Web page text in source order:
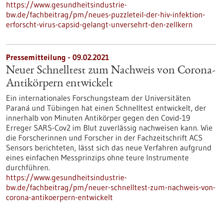
https://www.gesundheitsindustrie-
bw.de/fachbeitrag/pm/neues-puzzleteil-der-hiv-infektion-
erforscht-virus-capsid-gelangt-unversehrt-den-zellkern
Pressemitteilung - 09.02.2021
Neuer Schnelltest zum Nachweis von Corona-
Antikörpern entwickelt
Ein internationales Forschungsteam der Universitäten
Paraná und Tübingen hat einen Schnelltest entwickelt, der
innerhalb von Minuten Antikörper gegen den Covid-19
Erreger SARS-Cov2 im Blut zuverlässig nachweisen kann. Wie
die Forscherinnen und Forscher in der Fachzeitschrift ACS
Sensors berichteten, lässt sich das neue Verfahren aufgrund
eines einfachen Messprinzips ohne teure Instrumente
durchführen.
https://www.gesundheitsindustrie-
bw.de/fachbeitrag/pm/neuer-schnelltest-zum-nachweis-von-
corona-antikoerpern-entwickelt